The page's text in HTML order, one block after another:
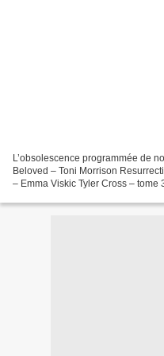
L’obsolescence programmée de
Beloved – Toni Morrison
– Emma Viskic Tyler Cross – tome